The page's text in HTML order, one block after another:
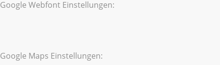
Google Webfont Einstellungen:
Google Maps Einstellungen: